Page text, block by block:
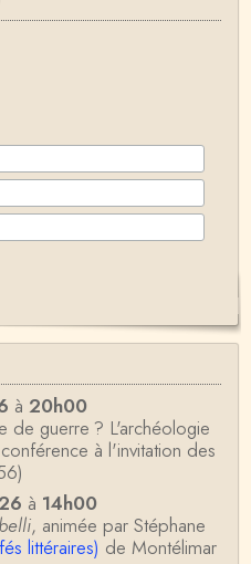
à 20h00
de guerre ? L'archéologie
à l'invitation des
à 14h00
, animée par Stéphane
littéraires) de Montélimar